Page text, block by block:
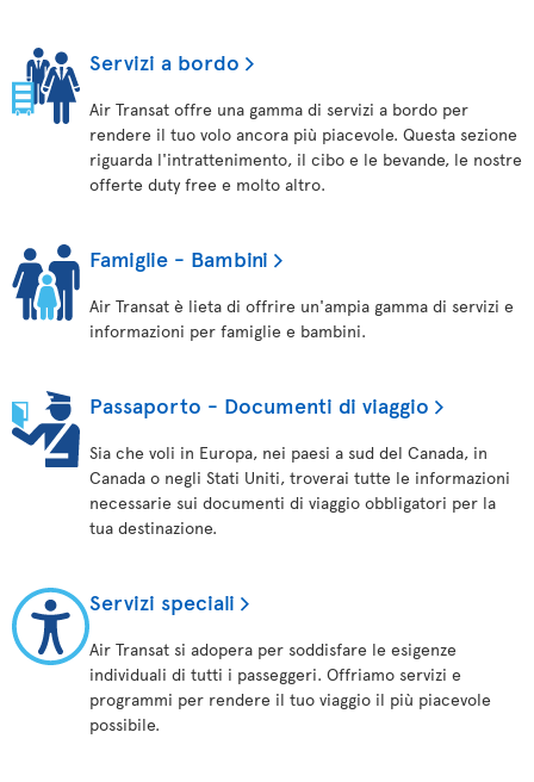
Servizi a bordo
Air Transat offre una gamma di servizi a bordo per
rendere il tuo volo ancora più piacevole. Questa sezione
riguarda l'intrattenimento, il cibo e le bevande, le nostre
offerte duty free e molto altro.
Famiglie - Bambini
Air Transat è lieta di offrire un'ampia gamma di servizi e
informazioni per famiglie e bambini.
Passaporto - Documenti di viaggio
Sia che voli in Europa, nei paesi a sud del Canada, in
Canada o negli Stati Uniti, troverai tutte le informazioni
necessarie sui documenti di viaggio obbligatori per la
tua destinazione.
Servizi speciali
Air Transat si adopera per soddisfare le esigenze
individuali di tutti i passeggeri. Offriamo servizi e
programmi per rendere il tuo viaggio il più piacevole
possibile.